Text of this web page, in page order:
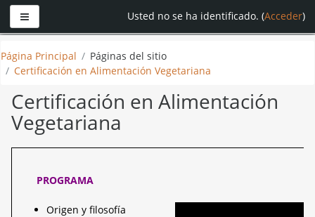
a
contenido
Panel lateral Usted no se ha identificado. (Acceder)
Página Principal
Páginas del sitio
Certificación en Alimentación Vegetariana
Certificación en Alimentación
Vegetariana
PROGRAMA
Origen y filosofía